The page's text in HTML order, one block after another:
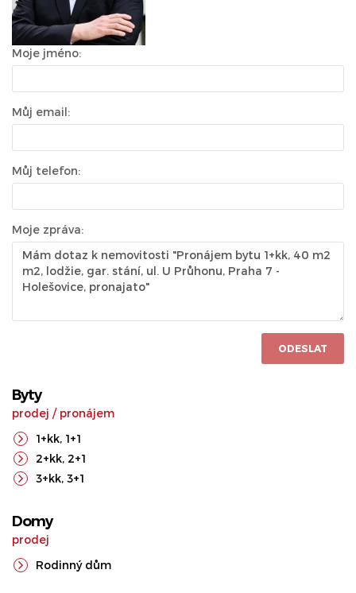
Moje jméno:
Můj email:
Můj telefon:
Moje zpráva:
ODESLAT
Byty
prodej / pronájem
1+kk, 1+1
2+kk, 2+1
3+kk, 3+1
Domy
prodej
Rodinný dům